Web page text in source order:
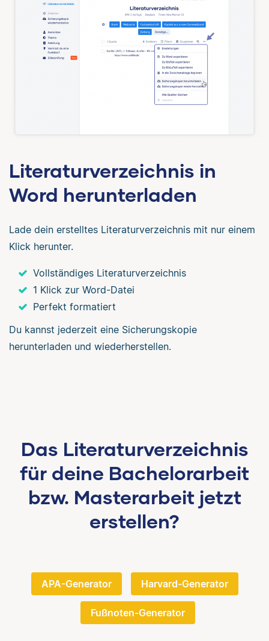
Literaturverzeichnis in
Word herunterladen
Lade dein erstelltes Literaturverzeichnis mit nur einem
Klick herunter.
Vollständiges Literaturverzeichnis
1 Klick zur Word-Datei
Perfekt formatiert
Du kannst jederzeit eine Sicherungskopie
herunterladen und wiederherstellen.
Das Literaturverzeichnis
für deine Bachelorarbeit
bzw. Masterarbeit jetzt
erstellen?
APA-Generator Harvard-Generator
Fußnoten-Generator